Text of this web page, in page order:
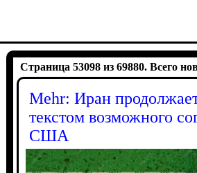
Страница 53098 из 69880. Всего
Mehr: Иран
текстом возможного
США